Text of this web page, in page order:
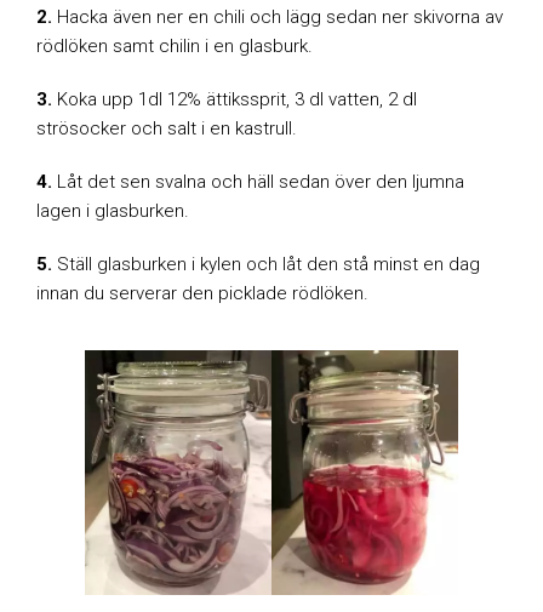
2. Hacka även ner en chili och lägg sedan ner skivorna av
rödlöken samt chilin i en glasburk.
3. Koka upp 1dl 12% ättikssprit, 3 dl vatten, 2 dl
strösocker och salt i en kastrull.
4. Låt det sen svalna och häll sedan över den ljumna
lagen i glasburken.
5. Ställ glasburken i kylen och låt den stå minst en dag
innan du serverar den picklade rödlöken.